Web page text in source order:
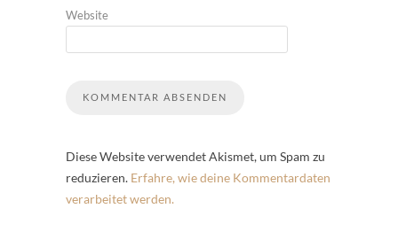
Website
Diese Website verwendet Akismet, um Spam zu
reduzieren. Erfahre, wie deine Kommentardaten
verarbeitet werden.